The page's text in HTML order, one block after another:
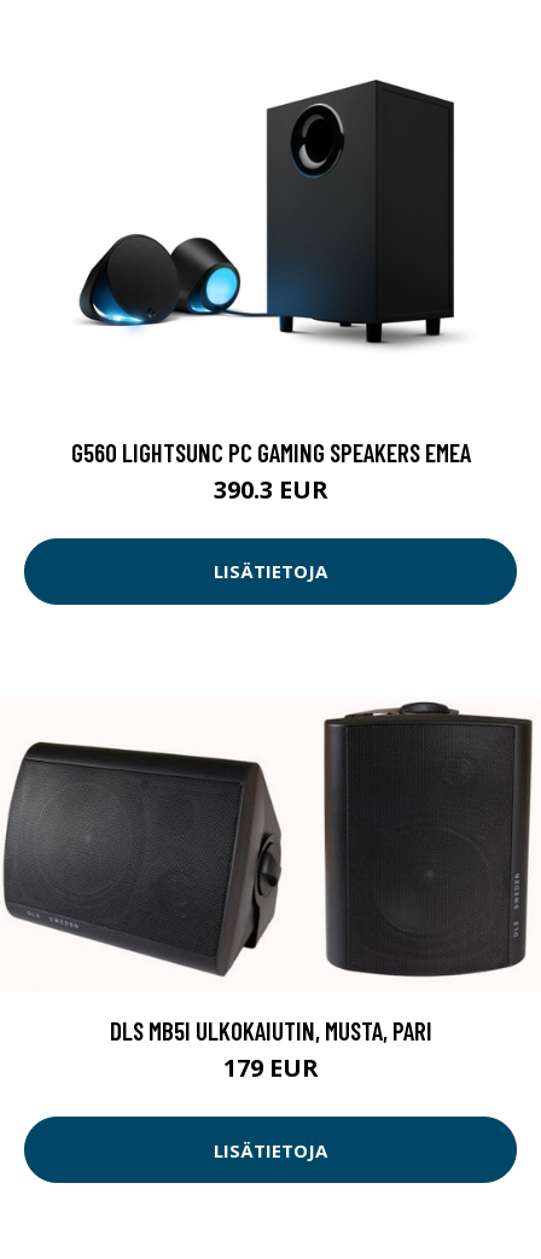
G560 LIGHTSUNC PC GAMING SPEAKERS EMEA
390.3 EUR
LISÄTIETOJA
DLS MB5I ULKOKAIUTIN, MUSTA, PARI
179 EUR
LISÄTIETOJA